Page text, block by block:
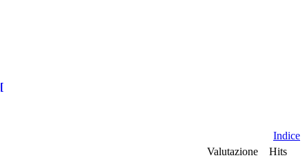
[
Indice
Valutazione
Hits